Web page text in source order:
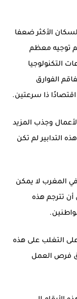
الأكثر ضعفا
توجيه معظم
التكنولوجيا
الفوارق
اقتصادًا ذا سرعتين.
وجذب المزيد
التدابير لم تكن
في المغرب لا يمكن
أن تترجم هذه
التغلب على هذه
فرص العمل